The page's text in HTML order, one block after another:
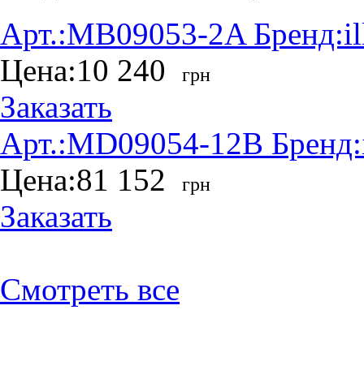
Арт.:MB09053-2A Бренд:
Цена:10 240 грн
Заказать
Арт.:MD09054-12B Бренд:
Цена:81 152 грн
Заказать
Смотреть все